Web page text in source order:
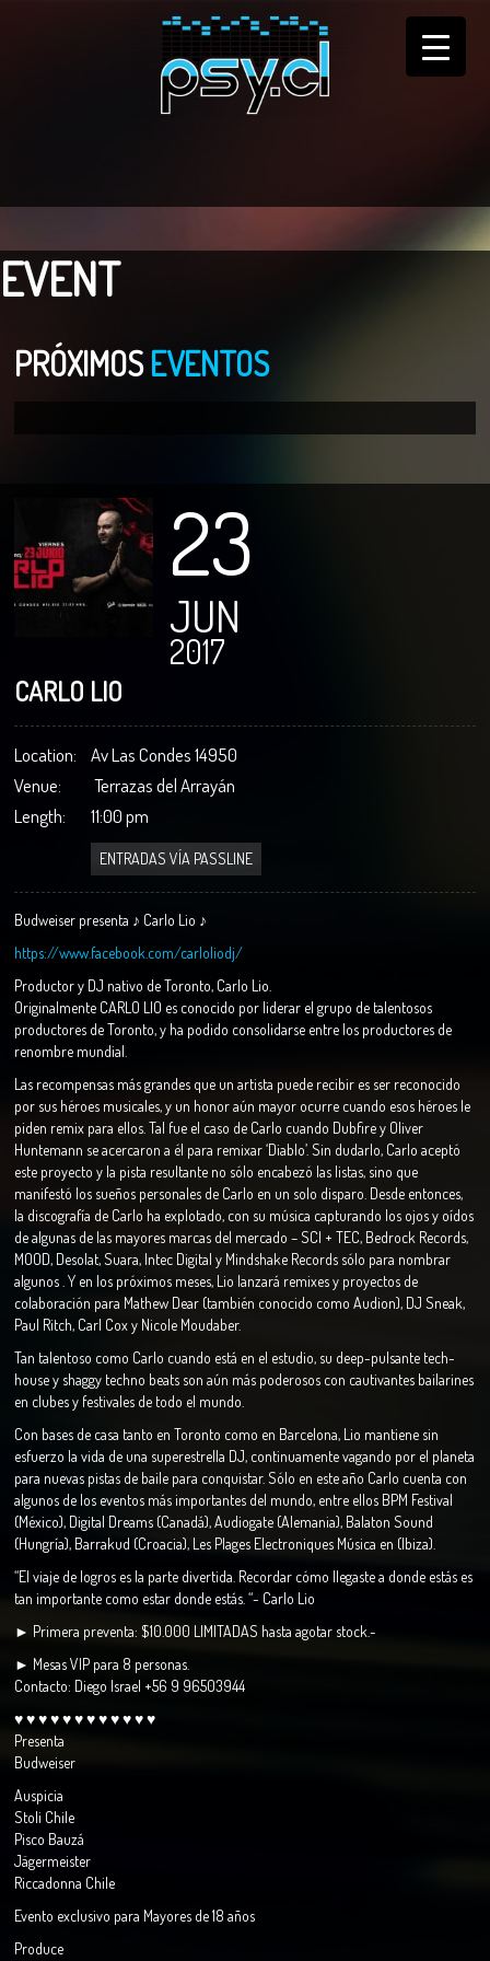
EVENT
PRÓXIMOSEVENTOS
23
JUN
2017
CARLO LIO
Location:
Av Las Condes 14950
Venue:
Terrazas del Arrayán
Length:
11:00 pm
ENTRADAS VÍA PASSLINE
Budweiser presenta ♪ Carlo Lio ♪
https://www.facebook.com/carloliodj/
Productor y DJ nativo de Toronto, Carlo Lio.
Originalmente CARLO LIO es conocido por liderar el grupo de talentosos
productores de Toronto, y ha podido consolidarse entre los productores de
renombre mundial.
Las recompensas más grandes que un artista puede recibir es ser reconocido
por sus héroes musicales, y un honor aún mayor ocurre cuando esos héroes le
piden remix para ellos. Tal fue el caso de Carlo cuando Dubfire y Oliver
Huntemann se acercaron a él para remixar ‘Diablo’. Sin dudarlo, Carlo aceptó
este proyecto y la pista resultante no sólo encabezó las listas, sino que
manifestó los sueños personales de Carlo en un solo disparo. Desde entonces,
la discografía de Carlo ha explotado, con su música capturando los ojos y oídos
de algunas de las mayores marcas del mercado – SCI + TEC, Bedrock Records,
MOOD, Desolat, Suara, Intec Digital y Mindshake Records sólo para nombrar
algunos . Y en los próximos meses, Lio lanzará remixes y proyectos de
colaboración para Mathew Dear (también conocido como Audion), DJ Sneak,
Paul Ritch, Carl Cox y Nicole Moudaber.
Tan talentoso como Carlo cuando está en el estudio, su deep-pulsante tech-
house y shaggy techno beats son aún más poderosos con cautivantes bailarines
en clubes y festivales de todo el mundo.
Con bases de casa tanto en Toronto como en Barcelona, ​​Lio mantiene sin
esfuerzo la vida de una superestrella DJ, continuamente vagando por el planeta
para nuevas pistas de baile para conquistar. Sólo en este año Carlo cuenta con
algunos de los eventos más importantes del mundo, entre ellos BPM Festival
(México), Digital Dreams (Canadá), Audiogate (Alemania), Balaton Sound
(Hungría), Barrakud (Croacia), Les Plages Electroniques Música en (Ibiza).
“El viaje de logros es la parte divertida. Recordar cómo llegaste a donde estás es
tan importante como estar donde estás. “- Carlo Lio
► Primera preventa: $10.000 LIMITADAS hasta agotar stock.-
► Mesas VIP para 8 personas.
Contacto: Diego Israel +56 9 96503944
♥ ♥ ♥ ♥ ♥ ♥ ♥ ♥ ♥ ♥ ♥ ♥
Presenta
Budweiser
Auspicia
Stoli Chile
Pisco Bauzá
Jägermeister
Riccadonna Chile
Evento exclusivo para Mayores de 18 años
Produce